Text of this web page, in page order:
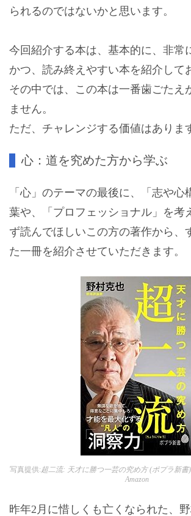
られるのではないかと思います。
今回紹介する本は、基本的に、非常
かつ、読み終えやすい本を紹介して
その中では、この本は一番歯ごたえ
ません。
ただ、チャレンジする価値はありま
心：道を究めた方から学ぶ
「心」のテーマの最後に、「志や心
葉や、「プロフェッショナル」を考
ず読んでほしいこの方の著作から、
た一冊を紹介させていただきます。
写真提供:超二流: 天才に勝つ一芸の究め方 (ポプラ新書)
Amazon
昨年2月に惜しくも亡くなられた、野